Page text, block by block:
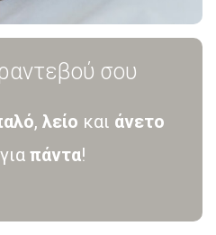
σου
, λείο και άνετο
πάντα!